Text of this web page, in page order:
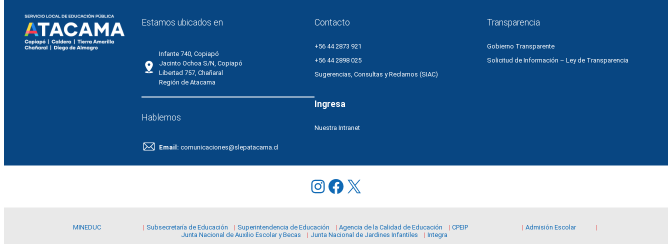
Estamos ubicados en
Infante 740, Copiapó
Jacinto Ochoa S/N, Copiapó
Libertad 757, Chañaral
Región de Atacama
Hablemos
Email: comunicaciones@slepatacama.cl
Contacto
+56 44 2873 921
+56 44 2898 025
Sugerencias, Consultas y Reclamos (SIAC)
Ingresa
Nuestra Intranet
Transparencia
Gobierno Transparente
Solicitud de Información – Ley de Transparencia
Instagram
Facebook
X
MINEDUC Subsecretaría de Educación Superintendencia de Educación Agencia de la Calidad de Educación CPEIP
Admisión Escolar
Junta Nacional de Auxilio Escolar y Becas
Junta Nacional de Jardines Infantiles Integra